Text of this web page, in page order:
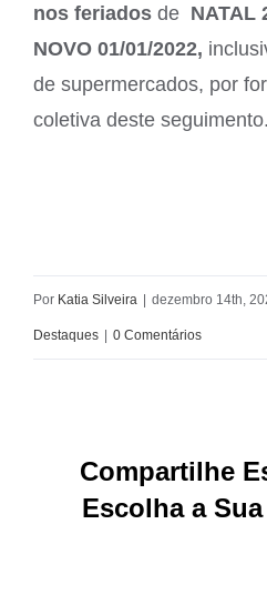
nos feriados de NATAL
NOVO 01/01/2022,
de supermercados, por
coletiva deste seguimento.
Por Katia Silveira | dezembro 14th,
Destaques | 0 Comentários
Compartilhe
Escolha a